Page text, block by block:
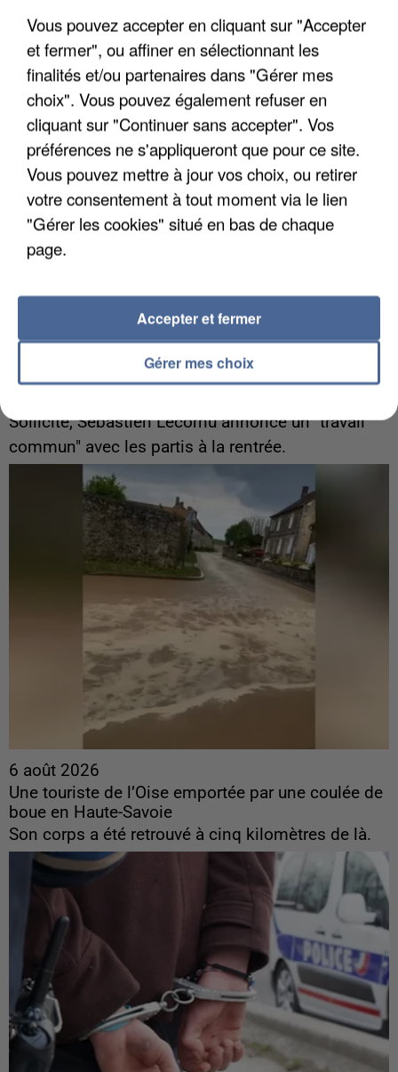
quelques jours plus tôt.
Gabriel Attal et Raphaël Glucksmann visés par des
Sollicité, Sébastien Lecornu annonce un "travail
commun" avec les partis à la rentrée.
6 août 2026
Une touriste de l’Oise emportée par une coulée de
boue en Haute-Savoie
Son corps a été retrouvé à cinq kilomètres de là.
Vous pouvez accepter en cliquant sur "Accepter
et fermer", ou affiner en sélectionnant les
finalités et/ou partenaires dans "Gérer mes
choix". Vous pouvez également refuser en
cliquant sur "Continuer sans accepter". Vos
préférences ne s'appliqueront que pour ce site.
Vous pouvez mettre à jour vos choix, ou retirer
votre consentement à tout moment via le lien
"Gérer les cookies" situé en bas de chaque
page.
Gérer mes choix
Accepter et fermer